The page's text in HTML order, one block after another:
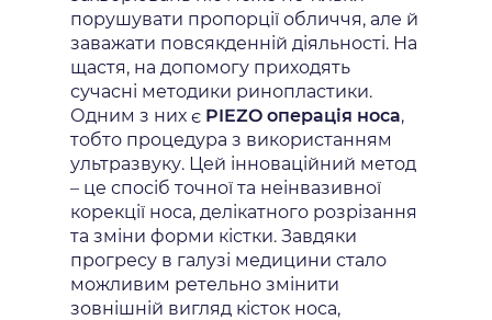
порушувати пропорції обличчя, але й
заважати повсякденній діяльності. На
щастя, на допомогу приходять
сучасні методики ринопластики.
Одним з них є PIEZO операція носа,
тобто процедура з використанням
ультразвуку. Цей інноваційний метод
– це спосіб точної та неінвазивної
корекції носа, делікатного розрізання
та зміни форми кістки. Завдяки
прогресу в галузі медицини стало
можливим ретельно змінити
зовнішній вигляд кісток носа,